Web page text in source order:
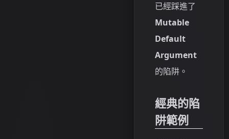
已經踩進了
Mutable
Default
Argument
的陷阱。
經典的陷
阱範例